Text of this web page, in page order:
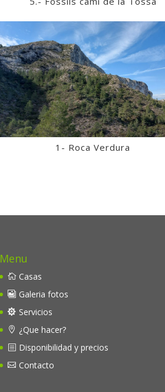
1- Roca Verdura
Menu
Casas
Galeria fotos
Servicios
¿Que hacer?
Disponibilidad y precios
Contacto